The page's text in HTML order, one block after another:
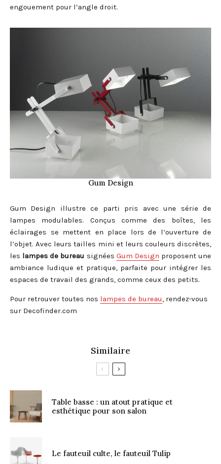
engouement pour l’angle droit.
Gum Design
Gum Design illustre ce parti pris avec une série de
lampes modulables. Conçus comme des boîtes, les
éclairages se mettent en place lors de l’ouverture de
l’objet. Avec leurs tailles mini et leurs couleurs discrètes,
les lampes de bureau signées Gum Design proposent une
ambiance ludique et pratique, parfaite pour intégrer les
espaces de travail des grands, comme ceux des petits.
Pour retrouver toutes nos lampes de bureau, rendez-vous
sur Decofinder.com
Similaire
Table basse : un atout pratique et
esthétique pour son salon
Le fauteuil culte, le fauteuil Tulip